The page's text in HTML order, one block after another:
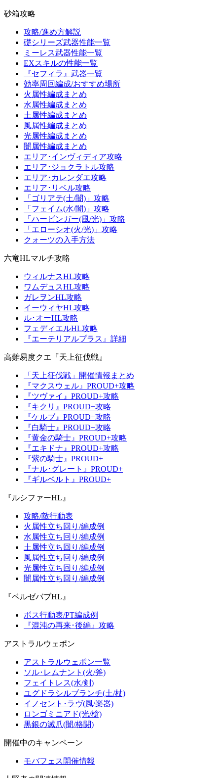
砂箱攻略
攻略/進め方解説
礎シリーズ武器性能一覧
ミーレス武器性能一覧
EXスキルの性能一覧
『セフィラ』武器一覧
効率周回編成/おすすめ場所
火属性編成まとめ
水属性編成まとめ
土属性編成まとめ
風属性編成まとめ
光属性編成まとめ
闇属性編成まとめ
エリア･インヴィディア攻略
エリア･ジョクラトル攻略
エリア･カレンダエ攻略
エリア･リベル攻略
「ゴリアテ(土/闇)」攻略
「フェイム(水/闇)」攻略
「ハービンガー(風/光)」攻略
「エローシオ(火/光)」攻略
クォーツの入手方法
六竜HLマルチ攻略
ウィルナスHL攻略
ワムデュスHL攻略
ガレヲンHL攻略
イーウィヤHL攻略
ル･オーHL攻略
フェディエルHL攻略
『エーテリアルプラス』詳細
高難易度クエ『天上征伐戦』
「天上征伐戦」開催情報まとめ
『マクスウェル』PROUD+攻略
『ツヴァイ』PROUD+攻略
『キクリ』PROUD+攻略
『ケルブ』PROUD+攻略
『白騎士』PROUD+攻略
『黄金の騎士』PROUD+攻略
『エキドナ』PROUD+攻略
『紫の騎士』PROUD+
『ナル･グレート』PROUD+
『ギルベルト』PROUD+
『ルシファーHL』
攻略/敵行動表
火属性立ち回り/編成例
水属性立ち回り/編成例
土属性立ち回り/編成例
風属性立ち回り/編成例
光属性立ち回り/編成例
闇属性立ち回り/編成例
『ベルゼバブHL』
ボス行動表/PT編成例
『混沌の再来･後編』攻略
アストラルウェポン
アストラルウェポン一覧
ソル･レムナント(火/斧)
フェイトレス(水/剣)
ユグドラシルブランチ(土/杖)
イノセント･ラヴ(風/楽器)
ロンゴミニアド(光/槍)
黒銀の滅爪(闇/格闘)
開催中のキャンペーン
モバフェス開催情報